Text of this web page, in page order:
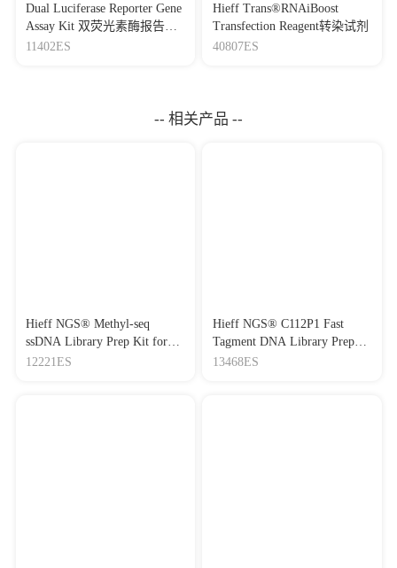
Dual Luciferase Reporter Gene
Assay Kit 双荧光素酶报告基
因检测试剂盒
11402ES
Hieff Trans®RNAiBoost
Transfection Reagent转染试剂
40807ES
-- 相关产品 --
Hieff NGS® Methyl-seq
ssDNA Library Prep Kit for
Illumina® V2 单链甲基化建
12221ES
Hieff NGS® C112P1 Fast
Tagment DNA Library Prep
Kit for Illumina® (for 1 ng)/ 1
13468ES